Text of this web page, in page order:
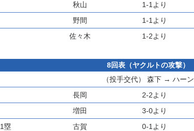
秋山 1-1より
野間 1-1より
佐々木 1-2より
8回表（ヤクルトの攻撃）
（投手交代） 森下 → ハーン
長岡 2-2より
増田 3-0より
1塁 古賀 0-1より